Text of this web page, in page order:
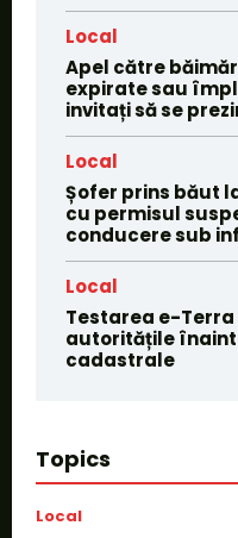
Local
Apel către
expirate sau
invitați să se
Local
Șofer prins băut
cu permisul
conducere sub
Local
Testarea e-
autoritățile
cadastrale
Topics
Local